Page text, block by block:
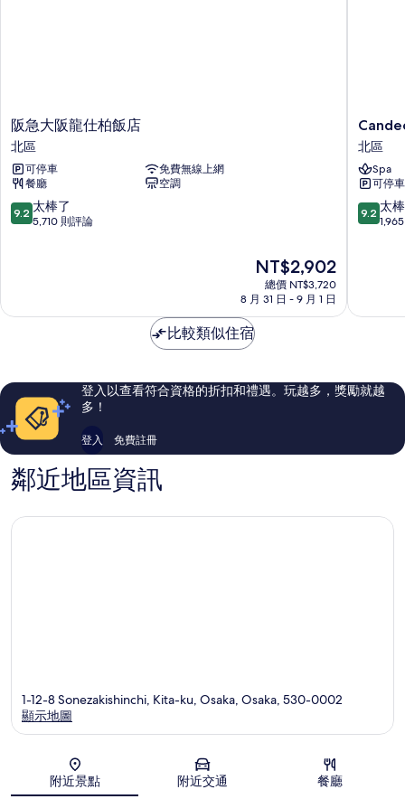
阪
急
大
阪
龍
仕
柏
阪急大阪龍仕柏飯店
北區
可停車
免費無線上網
餐廳
空調
9.2
分，
棒
評
論
9.2 太棒了
5,710 則評論
現
在
價
為
NT$2,902
總價 NT$3,720
8 月 31 日 - 9 月 1 日
Candeo
Hotels
大
阪
塔
北
區
北區
Spa
可停車
9.2
分，
棒
評
論
9.2 太
比較類似住宿
登入以查看符合資格的折扣和禮遇。玩越多，獎勵就越
多！
登入 免費註冊
鄰近地區資訊
地圖
1-12-8 Sonezakishinchi, Kita-ku, Osaka, Osaka, 530-0002
顯示地圖
附近景點 附近交通 餐廳